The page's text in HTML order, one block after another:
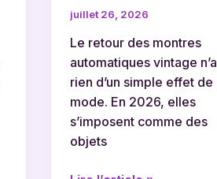
juillet 26, 2026
Le retour des montres
automatiques vintage n’a
rien d’un simple effet de
mode. En 2026, elles
s’imposent comme des
objets